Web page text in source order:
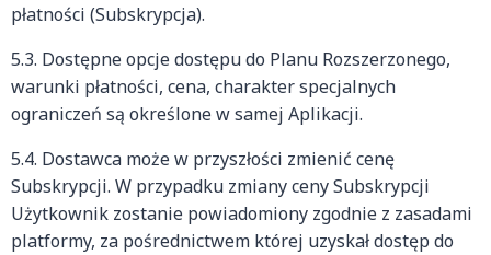
płatności (Subskrypcja).
5.3. Dostępne opcje dostępu do Planu Rozszerzonego,
warunki płatności, cena, charakter specjalnych
ograniczeń są określone w samej Aplikacji.
5.4. Dostawca może w przyszłości zmienić cenę
Subskrypcji. W przypadku zmiany ceny Subskrypcji
Użytkownik zostanie powiadomiony zgodnie z zasadami
platformy, za pośrednictwem której uzyskał dostęp do